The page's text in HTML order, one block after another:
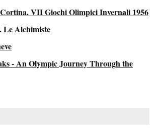
VII Giochi Olimpici Invernali 1956
Le Alchimiste
- An Olympic Journey Through the